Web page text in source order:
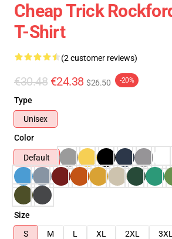
Cheap Trick
T-Shirt
(2 customer reviews)
€30.48 €24.38 $26.50 -20%
Type
Unisex
Color
Default
Size
S
M L XL 2XL 3XL